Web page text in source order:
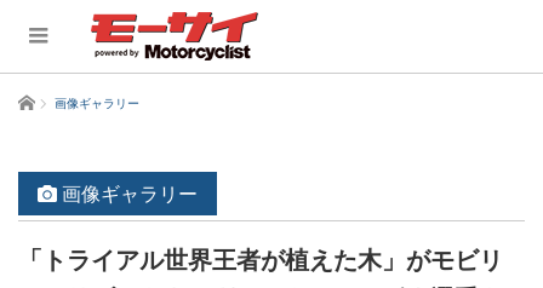
ホーム 画像ギャラリー
画像ギャラリー
「トライアル世界王者が植えた木」がモビリ